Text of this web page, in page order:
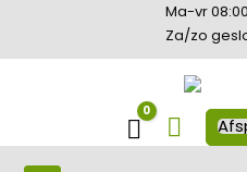
Ma-vr
Za/zo
0